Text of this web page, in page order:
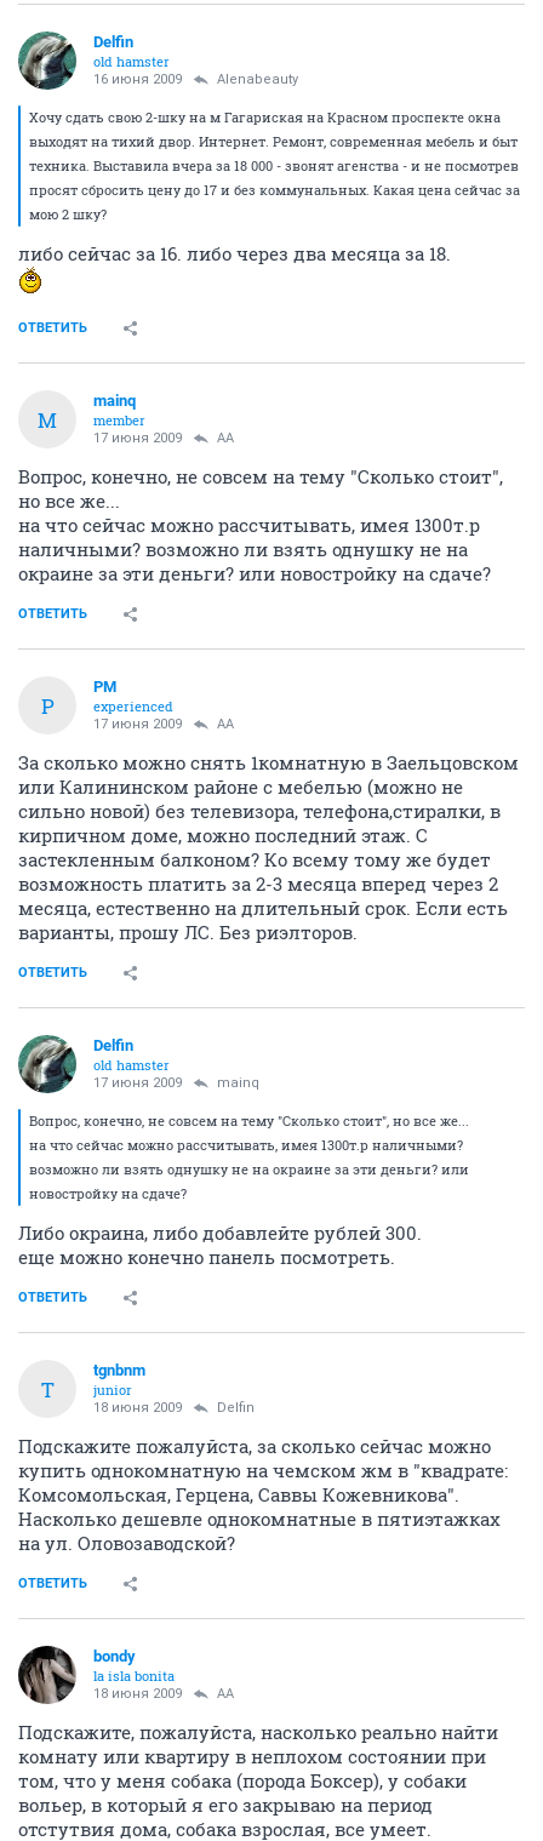
Delfin
old hamster
16 июня 2009 Alenabeauty
Хочу сдать свою 2-шку на м Гагариская на Красном проспекте окна
выходят на тихий двор. Интернет. Ремонт, современная мебель и быт
техника. Выставила вчера за 18 000 - звонят агенства - и не посмотрев
просят сбросить цену до 17 и без коммунальных. Какая цена сейчас за
мою 2 шку?
либо сейчас за 16. либо через два месяца за 18.
ОТВЕТИТЬ
M
mainq
member
17 июня 2009 AA
Вопрос, конечно, не совсем на тему "Сколько стоит",
но все же...
на что сейчас можно рассчитывать, имея 1300т.р
наличными? возможно ли взять однушку не на
окраине за эти деньги? или новостройку на сдаче?
ОТВЕТИТЬ
P
PM
experienced
17 июня 2009 AA
За сколько можно снять 1комнатную в Заельцовском
или Калининском районе с мебелью (можно не
сильно новой) без телевизора, телефона,стиралки, в
кирпичном доме, можно последний этаж. С
застекленным балконом? Ко всему тому же будет
возможность платить за 2-3 месяца вперед через 2
месяца, естественно на длительный срок. Если есть
варианты, прошу ЛС. Без риэлторов.
ОТВЕТИТЬ
Delfin
old hamster
17 июня 2009 mainq
Вопрос, конечно, не совсем на тему "Сколько стоит", но все же...
на что сейчас можно рассчитывать, имея 1300т.р наличными?
возможно ли взять однушку не на окраине за эти деньги? или
новостройку на сдаче?
Либо окраина, либо добавлейте рублей 300.
еще можно конечно панель посмотреть.
ОТВЕТИТЬ
T
tgnbnm
junior
18 июня 2009 Delfin
Подскажите пожалуйста, за сколько сейчас можно
купить однокомнатную на чемском жм в "квадрате:
Комсомольская, Герцена, Саввы Кожевникова".
Насколько дешевле однокомнатные в пятиэтажках
на ул. Оловозаводской?
ОТВЕТИТЬ
bondy
la isla bonita
18 июня 2009 AA
Подскажите, пожалуйста, насколько реально найти
комнату или квартиру в неплохом состоянии при
том, что у меня собака (порода Боксер), у собаки
вольер, в который я его закрываю на период
отстутвия дома, собака взрослая, все умеет.